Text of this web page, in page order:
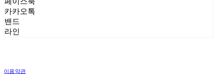
카카오톡
밴드
라인
이용약관